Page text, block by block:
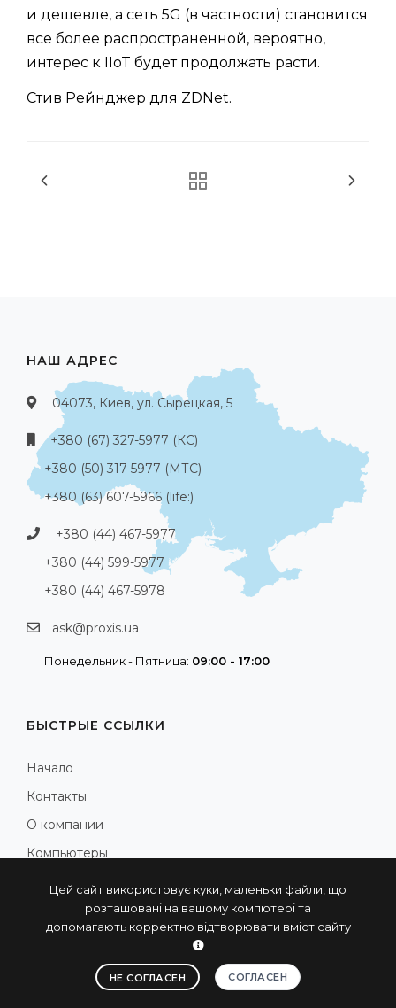
и дешевле, а сеть 5G (в частности) становится
все более распространенной, вероятно,
интерес к IIoT будет продолжать расти.
Стив Рейнджер для ZDNet.
Цей сайт використовує куки, маленьки файли, що
розташовані на вашому компютері та
допомагають корректно відтворювати вміст сайту
НЕ СОГЛАСЕН СОГЛАСЕН
НАШ АДРЕС
04073, Киев, ул. Сырецкая, 5
+380 (67) 327-5977 (КС)
+380 (50) 317-5977 (МТС)
+380 (63) 607-5966 (life:)
+380 (44) 467-5977
+380 (44) 599-5977
+380 (44) 467-5978
ask@proxis.ua
Понедельник - Пятница: 09:00 - 17:00
БЫСТРЫЕ ССЫЛКИ
Начало
Контакты
О компании
Компьютеры
Компоненты
Коммуникации
Преобразователи
Программы
Пресс-центр